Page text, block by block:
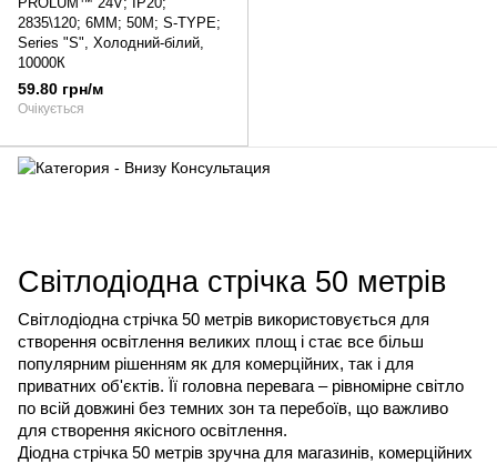
2835\120; 6ММ; 50M; S-TYPE;
Series "S", Холодний-білий,
10000К
59.80 грн/м
Очікується
Світлодіодна стрічка 50 метрів
Світлодіодна стрічка 50 метрів використовується для
створення освітлення великих площ і стає все більш
популярним рішенням як для комерційних, так і для
приватних об'єктів. Її головна перевага – рівномірне світло
по всій довжині без темних зон та перебоїв, що важливо
для створення якісного освітлення.
Діодна стрічка 50 метрів зручна для магазинів, комерційних